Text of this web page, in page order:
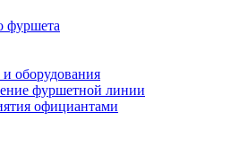
фуршета
оборудования
фуршетной линии
официантами